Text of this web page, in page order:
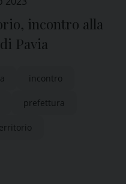
incontro alla
Pavia
incontro
prefettura